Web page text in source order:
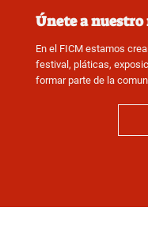
Únete a
En el FICM estamos
festival, pláticas,
formar parte de la